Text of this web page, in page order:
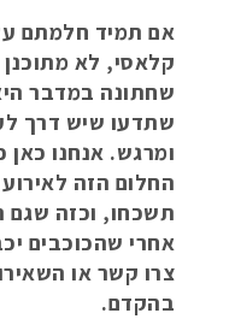
אם תמיד חלמתם
קלאסי, לא מתוכנן
שחתונה במדבר
שתדעו שיש דרך
ומרגש. אנחנו כאן
החלום הזה
תשכחו, וכזה שגם
אחרי שהכוכבים
צרו קשר או
בהקדם.